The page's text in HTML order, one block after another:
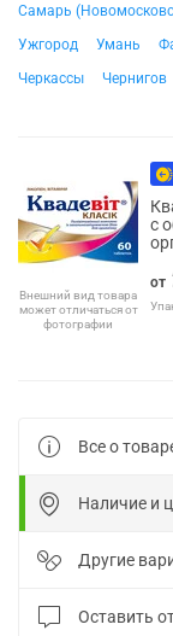
Самарь
Ужгород
Умань
Черкассы
Чернигов
Внешний вид товара
может отличаться от
фотографии
с
от
Все о
Наличие и
Другие
Оставить